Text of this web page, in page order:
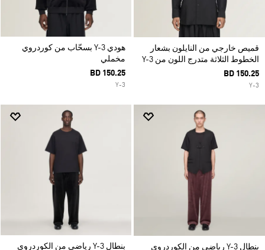
قميص خارجي من النايلون بشعار
الخطوط الثلاثة متدرج اللون من Y-3
BD 150.25
Y-3
هودي Y-3 بسحّاب من كوردروي
مخملي
BD 150.25
Y-3
بنطال Y-3 رياضي من الكوردروي بنطال Y-3 رياضي من الكوردروي